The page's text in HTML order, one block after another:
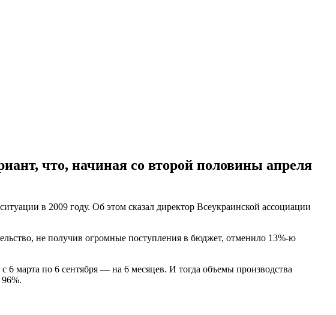
что, начиная со второй половины апреля
в 2009 году. Об этом сказал директор Всеукраинской ассоциации
не получив огромные поступления в бюджет, отменило 13%-ю
марта по 6 сентября — на 6 месяцев. И тогда объемы производства